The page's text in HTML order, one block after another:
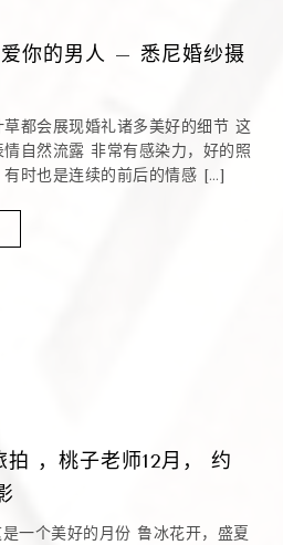
你的男人 – 悉尼婚纱摄
都会展现婚礼诸多美好的细节 这
自然流露 非常有感染力，好的照
时也是连续的前后的情感 […]
，桃子老师12月， 约
一个美好的月份 鲁冰花开，盛夏